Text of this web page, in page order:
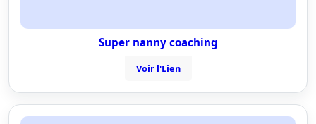
Super nanny coaching
Voir l'Lien